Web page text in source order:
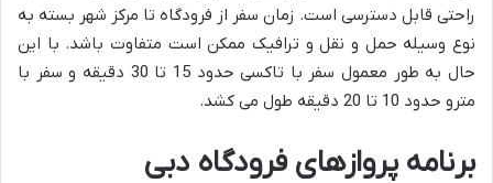
راحتی قابل دسترسی است. زمان سفر از فرودگاه تا مرکز شهر بسته به
نوع وسیله حمل و نقل و ترافیک ممکن است متفاوت باشد. با این
حال به طور معمول سفر با تاکسی حدود 15 تا 30 دقیقه و سفر با
مترو حدود 10 تا 20 دقیقه طول می کشد.
برنامه پروازهای فرودگاه دبی